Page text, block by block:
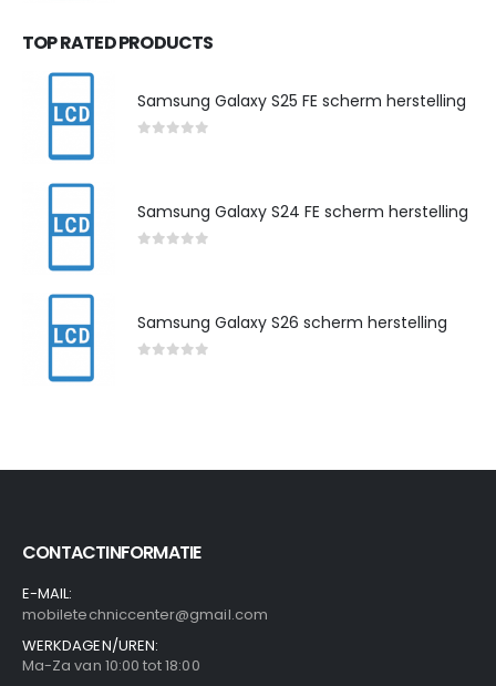
TOP RATED PRODUCTS
Samsung Galaxy S25 FE scherm herstelling
Samsung Galaxy S24 FE scherm herstelling
Samsung Galaxy S26 scherm herstelling
CONTACTINFORMATIE
E-MAIL:
mobiletechniccenter@gmail.com
WERKDAGEN/UREN:
Ma-Za van 10:00 tot 18:00